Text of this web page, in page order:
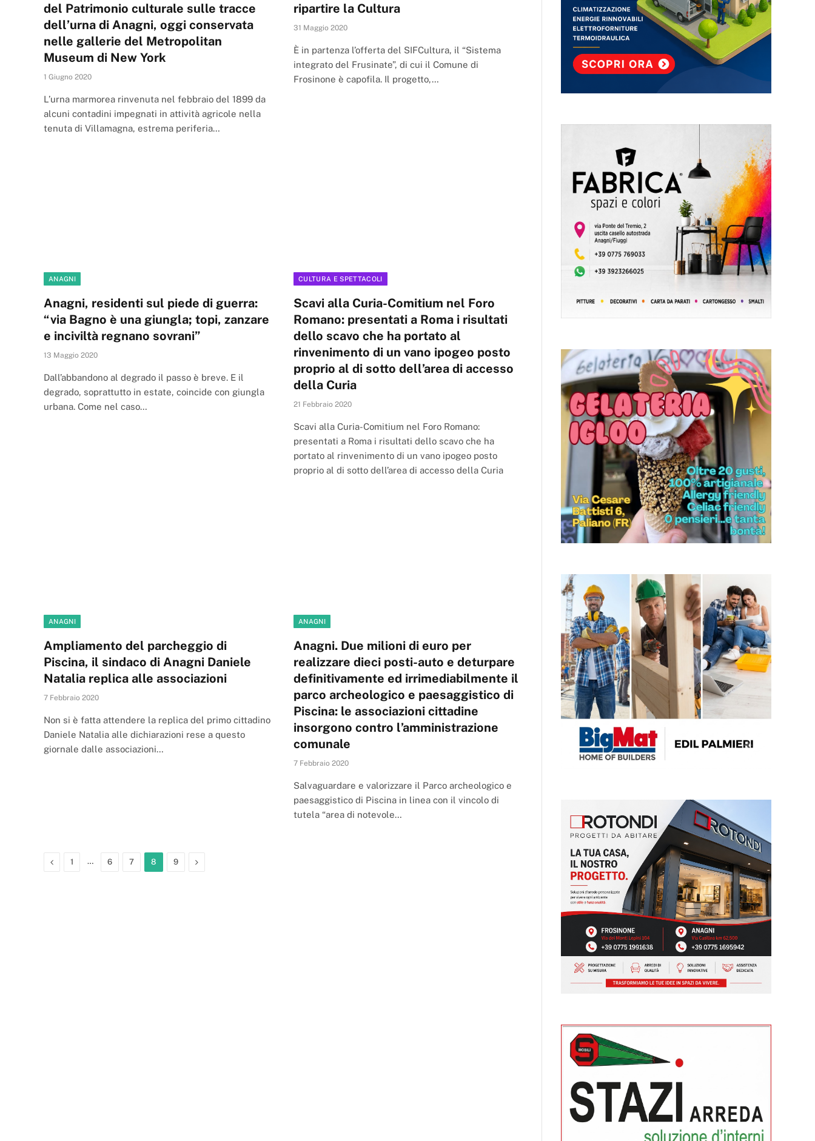
del Patrimonio culturale sulle tracce
dell’urna di Anagni, oggi conservata
nelle gallerie del Metropolitan
Museum di New York
1 Giugno 2020
L’urna marmorea rinvenuta nel febbraio del 1899 da
alcuni contadini impegnati in attività agricole nella
tenuta di Villamagna, estrema periferia…
ripartire la Cultura
31 Maggio 2020
È in partenza l’offerta del SIFCultura, il “Sistema
integrato del Frusinate”, di cui il Comune di
Frosinone è capofila. Il progetto,…
ANAGNI
Anagni, residenti sul piede di guerra:
“via Bagno è una giungla; topi, zanzare
e inciviltà regnano sovrani”
13 Maggio 2020
Dall’abbandono al degrado il passo è breve. E il
degrado, soprattutto in estate, coincide con giungla
urbana. Come nel caso…
CULTURA E SPETTACOLI
Scavi alla Curia-Comitium nel Foro
Romano: presentati a Roma i risultati
dello scavo che ha portato al
rinvenimento di un vano ipogeo posto
proprio al di sotto dell’area di accesso
della Curia
21 Febbraio 2020
Scavi alla Curia-Comitium nel Foro Romano:
presentati a Roma i risultati dello scavo che ha
portato al rinvenimento di un vano ipogeo posto
proprio al di sotto dell’area di accesso della Curia
ANAGNI
Ampliamento del parcheggio di
Piscina, il sindaco di Anagni Daniele
Natalia replica alle associazioni
7 Febbraio 2020
Non si è fatta attendere la replica del primo cittadino
Daniele Natalia alle dichiarazioni rese a questo
giornale dalle associazioni…
ANAGNI
Anagni. Due milioni di euro per
realizzare dieci posti-auto e deturpare
definitivamente ed irrimediabilmente il
parco archeologico e paesaggistico di
Piscina: le associazioni cittadine
insorgono contro l’amministrazione
comunale
7 Febbraio 2020
Salvaguardare e valorizzare il Parco archeologico e
paesaggistico di Piscina in linea con il vincolo di
tutela “area di notevole…
Previous
1 … 6 7 8 9 Next